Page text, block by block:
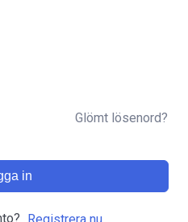
Glömt lösenord?
in